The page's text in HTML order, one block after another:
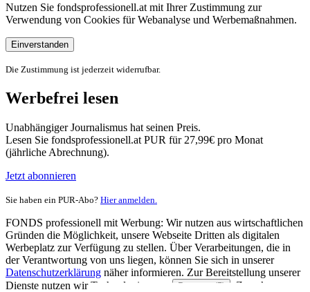
Nutzen Sie fondsprofessionell.at mit Ihrer Zustimmung zur
Verwendung von Cookies für Webanalyse und Werbemaßnahmen.
Einverstanden
Die Zustimmung ist jederzeit widerrufbar.
Werbefrei lesen
Unabhängiger Journalismus hat seinen Preis.
Lesen Sie fondsprofessionell.at PUR für 27,99€ pro Monat
(jährliche Abrechnung).
Jetzt abonnieren
Sie haben ein PUR-Abo? Hier anmelden.
FONDS professionell mit Werbung: Wir nutzen aus wirtschaftlichen
Gründen die Möglichkeit, unsere Webseite Dritten als digitalen
Werbeplatz zur Verfügung zu stellen. Über Verarbeitungen, die in
der Verantwortung von uns liegen, können Sie sich in unserer
Datenschutzerklärung näher informieren. Zur Bereitstellung unserer
Dienste nutzen wir Technologien von
Partnern (5)
. Zwecke: